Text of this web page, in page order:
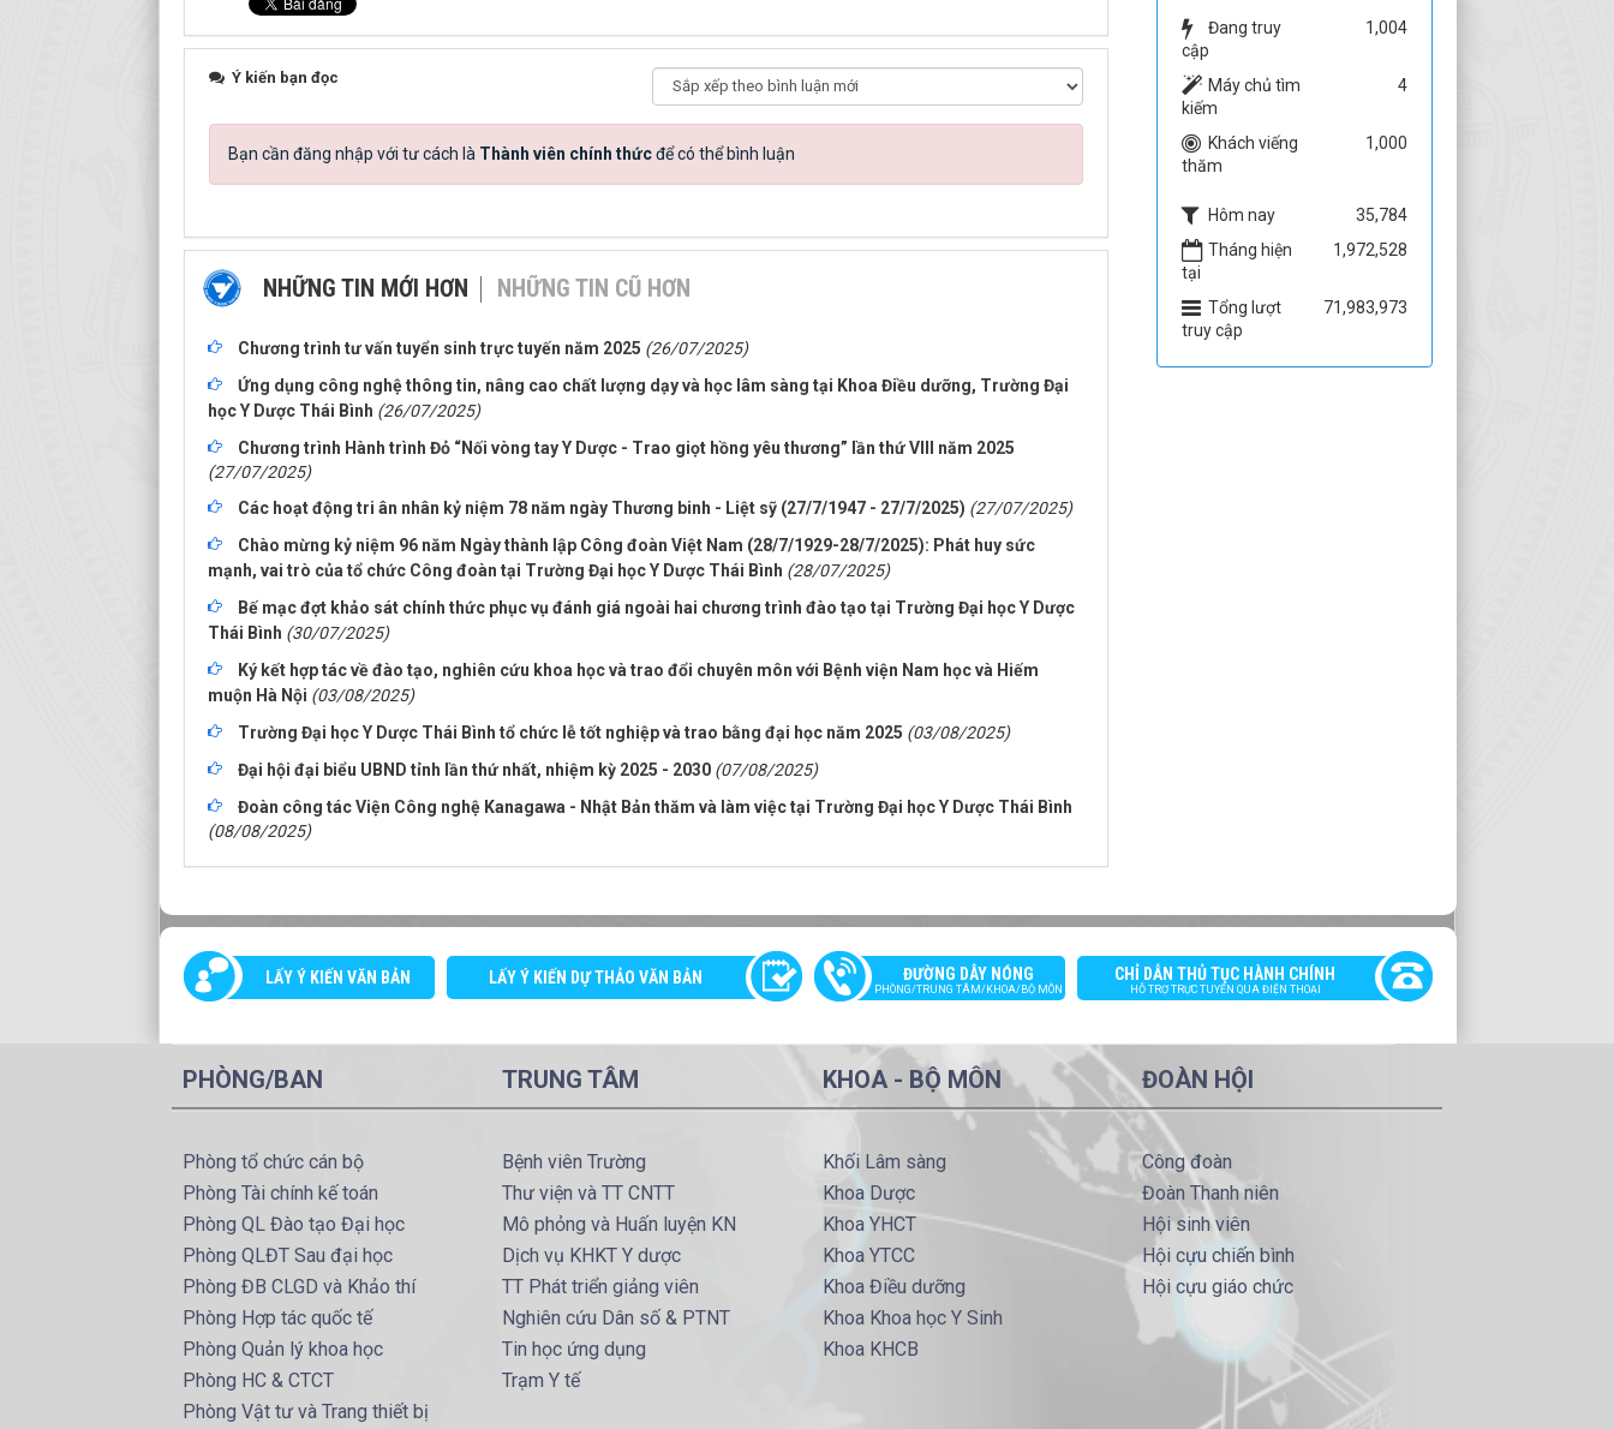
Ý kiến bạn đọc
Bạn cần đăng nhập với tư cách là Thành viên chính thứcđể có thể bình luận
NHỮNG TIN MỚI HƠN NHỮNG TIN CŨ HƠN
Chương trình tư vấn tuyển sinh trực tuyến năm 2025 (26/07/2025)
Ứng dụng công nghệ thông tin, nâng cao chất lượng dạy và học lâm sàng tại Khoa Điều dưỡng, Trường Đại
học Y Dược Thái Bình (26/07/2025)
Chương trình Hành trình Đỏ “Nối vòng tay Y Dược - Trao giọt hồng yêu thương” lần thứ VIII năm 2025
(27/07/2025)
Các hoạt động tri ân nhân kỷ niệm 78 năm ngày Thương binh - Liệt sỹ (27/7/1947 - 27/7/2025) (27/07/2025)
Chào mừng kỷ niệm 96 năm Ngày thành lập Công đoàn Việt Nam (28/7/1929-28/7/2025): Phát huy sức
mạnh, vai trò của tổ chức Công đoàn tại Trường Đại học Y Dược Thái Bình (28/07/2025)
Bế mạc đợt khảo sát chính thức phục vụ đánh giá ngoài hai chương trình đào tạo tại Trường Đại học Y Dược
Thái Bình (30/07/2025)
Ký kết hợp tác về đào tạo, nghiên cứu khoa học và trao đổi chuyên môn với Bệnh viện Nam học và Hiếm
muộn Hà Nội (03/08/2025)
Trường Đại học Y Dược Thái Bình tổ chức lễ tốt nghiệp và trao bằng đại học năm 2025 (03/08/2025)
Đại hội đại biểu UBND tỉnh lần thứ nhất, nhiệm kỳ 2025 - 2030 (07/08/2025)
Đoàn công tác Viện Công nghệ Kanagawa - Nhật Bản thăm và làm việc tại Trường Đại học Y Dược Thái Bình
(08/08/2025)
Đang truy
cập
1,004
Máy chủ tìm
kiếm
4
Khách viếng
thăm
1,000
Hôm nay
35,784
Tháng hiện
tại
1,972,528
Tổng lượt
truy cập
71,983,973
LẤY Ý KIẾN VĂN BẢN LẤY Ý KIẾN DỰ THẢO VĂN BẢN ĐƯỜNG DÂY NÓNG
PHÒNG/TRUNG TÂM/KHOA/BỘ MÔN
CHỈ DẪN THỦ TỤC HÀNH CHÍNH
HỖ TRỢ TRỰC TUYẾN QUA ĐIỆN THOẠI
PHÒNG/BAN
Phòng tổ chức cán bộ
Phòng Tài chính kế toán
Phòng QL Đào tạo Đại học
Phòng QLĐT Sau đại học
Phòng ĐB CLGD và Khảo thí
Phòng Hợp tác quốc tế
Phòng Quản lý khoa học
Phòng HC & CTCT
Phòng Vật tư và Trang thiết bị
TRUNG TÂM
Bệnh viên Trường
Thư viện và TT CNTT
Mô phỏng và Huấn luyện KN
Dịch vụ KHKT Y dược
TT Phát triển giảng viên
Nghiên cứu Dân số & PTNT
Tin học ứng dụng
Trạm Y tế
KHOA - BỘ MÔN
Khối Lâm sàng
Khoa Dược
Khoa YHCT
Khoa YTCC
Khoa Điều dưỡng
Khoa Khoa học Y Sinh
Khoa KHCB
ĐOÀN HỘI
Công đoàn
Đoàn Thanh niên
Hội sinh viên
Hội cựu chiến bình
Hội cựu giáo chức